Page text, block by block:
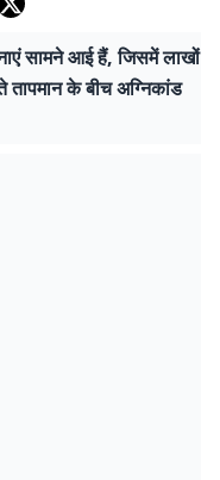
सामने आई हैं, जिसमें लाखों
के बीच अग्निकांड